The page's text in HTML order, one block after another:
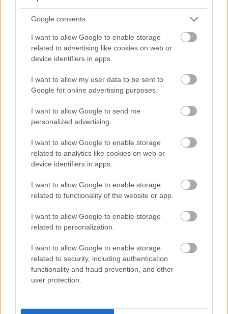
Google consents
I want to allow Google to enable storage
related to advertising like cookies on web or
device identifiers in apps.
I want to allow my user data to be sent to
Google for online advertising purposes.
I want to allow Google to send me
personalized advertising.
I want to allow Google to enable storage
related to analytics like cookies on web or
device identifiers in apps.
I want to allow Google to enable storage
related to functionality of the website or app.
I want to allow Google to enable storage
related to personalization.
I want to allow Google to enable storage
related to security, including authentication
functionality and fraud prevention, and other
user protection.
puuviljaste estrite abil
Porterid ja stoutid, lisades rikkaliku ja pehme
Vene Imperial Stoutid, millel on kõrge
alkoholitaluvus ja lahjendamisvõime, mis teeb
neist tugeva ja kompleksse õlle.
Odraveinid ja muud kõrge alkoholisisaldusega
õlled, mille tugevad käärimisomadused tulevad
esile
M42 kasutamine õllepruulimisel annab tulemuseks
puhta käärimise minimaalsete kõrvalmaitsetega.
See võimaldab õlle tegelikel omadustel esile tulla.
Selle neutraalne kuni kergelt puuviljane
maitseprofiil sobib ideaalselt õllepruulijatele, kes
otsivad tasakaalustatud maitset.
Lisaks neile stiilidele sobib M42 ka Belgia stiilis ja
kangete ale'ide jaoks. Selle käärimisomadused ja
maitseprofiil lisavad neile õlledele sügavust ja
keerukust.
Õige M42 pärmi õllestiili valides saavad õlletootjad
selle võimekust täielikult ära kasutada. See viib laia
valiku maitsvate ja kvaliteetsete õlledeni.